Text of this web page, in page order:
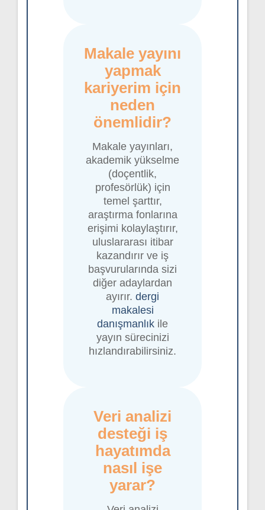
Makale yayını
yapmak
kariyerim için
neden
önemlidir?
Makale yayınları,
akademik yükselme
(doçentlik,
profesörlük) için
temel şarttır,
araştırma fonlarına
erişimi kolaylaştırır,
uluslararası itibar
kazandırır ve iş
başvurularında sizi
diğer adaylardan
ayırır. dergi
makalesi
danışmanlık ile
yayın sürecinizi
hızlandırabilirsiniz.
Veri analizi
desteği iş
hayatımda
nasıl işe
yarar?